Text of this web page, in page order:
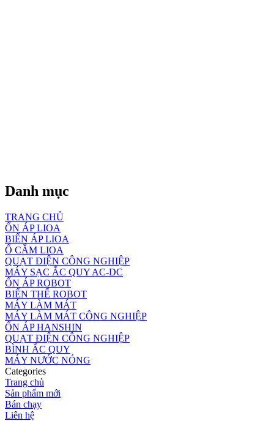
Danh mục
TRANG CHỦ
ỔN ÁP LIOA
BIẾN ÁP LIOA
Ổ CẮM LIOA
QUẠT ĐIỆN CÔNG NGHIỆP
MÁY SẠC ẮC QUY AC-DC
ỔN ÁP ROBOT
BIẾN THẾ ROBOT
MÁY LÀM MÁT
MÁY LÀM MÁT CÔNG NGHIỆP
ỔN ÁP HANSHIN
QUẠT ĐIỆN CÔNG NGHIỆP
BÌNH ẮC QUY
MÁY NƯỚC NÓNG
Categories
Trang chủ
Sản phẩm mới
Bán chạy
Liên hệ